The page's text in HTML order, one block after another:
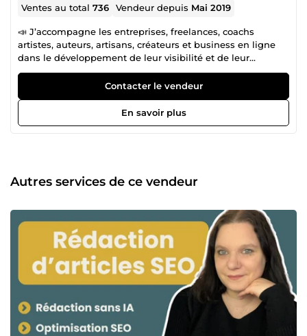
Ventes au total736 Vendeur depuis Mai 2019
📣 J’accompagne les entreprises, freelances, coachs
artistes, auteurs, artisans, créateurs et business en ligne
dans le développement de leur visibilité et de leur
communication. 📅 Réservation d'appel :
https://calendly.com/floriane-berkajera/call-berkajera
(copier/coller dans votre navigateur web si le lien ne
s'ouvre pas) 💬 N’hésitez pas à me contacter avant de
passer commande ou pour toute question concernant mes
Contacter le vendeur
En savoir plus
Autres services de ce vendeur